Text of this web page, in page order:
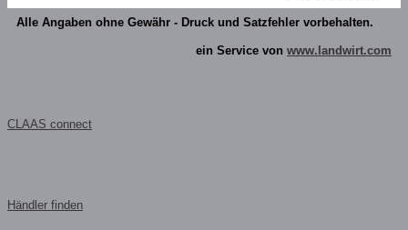
Alle Angaben ohne Gewähr - Druck und Satzfehler vorbehalten.
ein Service von www.landwirt.com
CLAAS connect
Händler finden